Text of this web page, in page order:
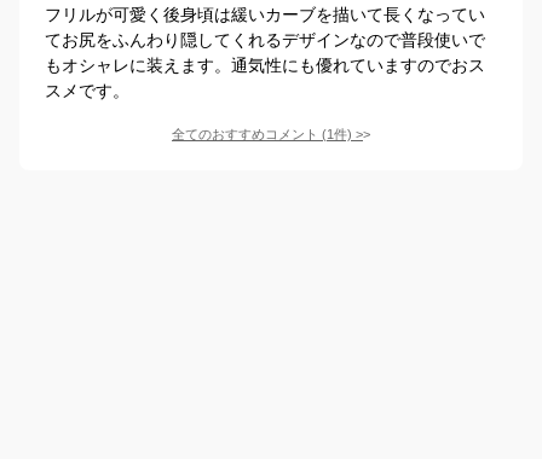
フリルが可愛く後身頃は緩いカーブを描いて長くなってい
てお尻をふんわり隠してくれるデザインなので普段使いで
もオシャレに装えます。通気性にも優れていますのでおス
スメです。
全てのおすすめコメント (1件) >